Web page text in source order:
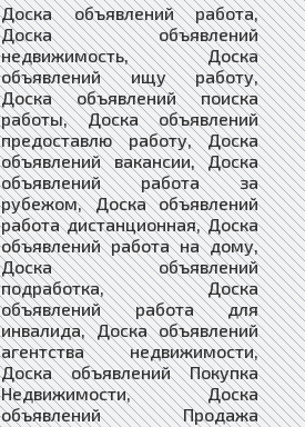
Доска объявлений работа,
Доска объявлений
недвижимость, Доска
объявлений ищу работу,
Доска объявлений поиска
работы, Доска объявлений
предоставлю работу, Доска
объявлений вакансии, Доска
объявлений работа за
рубежом, Доска объявлений
работа дистанционная, Доска
объявлений работа на дому,
Доска объявлений
подработка, Доска
объявлений работа для
инвалида, Доска объявлений
агентства недвижимости,
Доска объявлений Покупка
Недвижимости, Доска
объявлений Продажа